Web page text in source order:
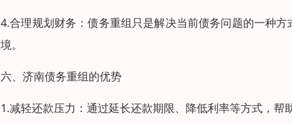
4.合理规划财务：债务重组只是解决当前债务问题的一种
境。
六、济南债务重组的优势
1.减轻还款压力：通过延长还款期限、降低利率等方式，帮